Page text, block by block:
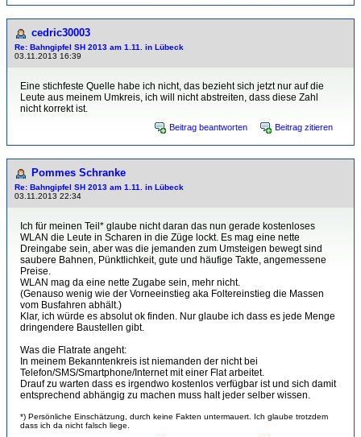
cedric30003
Re: Bahngipfel SH 2013 am 1.11. in Lübeck
03.11.2013 16:39
Eine stichfeste Quelle habe ich nicht, das bezieht sich jetzt nur auf die
Leute aus meinem Umkreis, ich will nicht abstreiten, dass diese Zahl
nicht korrekt ist.
Beitrag beantworten Beitrag zitieren
Pommes Schranke
Re: Bahngipfel SH 2013 am 1.11. in Lübeck
03.11.2013 22:34
Ich für meinen Teil* glaube nicht daran das nun gerade kostenloses
WLAN die Leute in Scharen in die Züge lockt. Es mag eine nette
Dreingabe sein, aber was die jemanden zum Umsteigen bewegt sind
saubere Bahnen, Pünktlichkeit, gute und häufige Takte, angemessene
Preise.
WLAN mag da eine nette Zugabe sein, mehr nicht.
(Genauso wenig wie der Vorneeinstieg aka Foltereinstieg die Massen
vom Busfahren abhält.)
Klar, ich würde es absolut ok finden. Nur glaube ich dass es jede Menge
dringendere Baustellen gibt.
Was die Flatrate angeht:
In meinem Bekanntenkreis ist niemanden der nicht bei
Telefon/SMS/Smartphone/Internet mit einer Flat arbeitet.
Drauf zu warten dass es irgendwo kostenlos verfügbar ist und sich damit
entsprechend abhängig zu machen muss halt jeder selber wissen.
*) Persönliche Einschätzung, durch keine Fakten untermauert. Ich glaube trotzdem
dass ich da nicht falsch liege.